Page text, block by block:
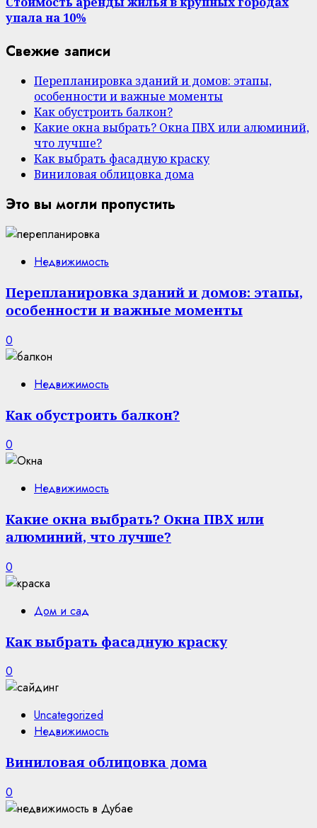
упала на 10%
Свежие записи
Перепланировка зданий и домов: этапы,
особенности и важные моменты
Как обустроить балкон?
Какие окна выбрать? Окна ПВХ или алюминий,
что лучше?
Как выбрать фасадную краску
Виниловая облицовка дома
Это вы могли пропустить
Недвижимость
Перепланировка зданий и домов: этапы,
особенности и важные моменты
0
Недвижимость
Как обустроить балкон?
0
Недвижимость
Какие окна выбрать? Окна ПВХ или
алюминий, что лучше?
0
Дом и сад
Как выбрать фасадную краску
0
Uncategorized
Недвижимость
Виниловая облицовка дома
0